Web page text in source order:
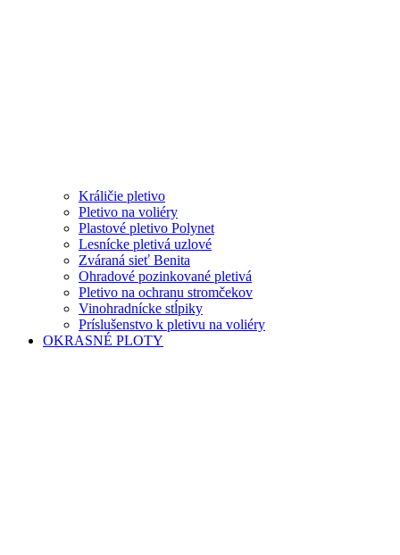
Králičie pletivo
Pletivo na voliéry
Plastové pletivo Polynet
Lesnícke pletivá uzlové
Zváraná sieť Benita
Ohradové pozinkované pletivá
Pletivo na ochranu stromčekov
Vinohradnícke stĺpiky
Príslušenstvo k pletivu na voliéry
OKRASNÉ PLOTY